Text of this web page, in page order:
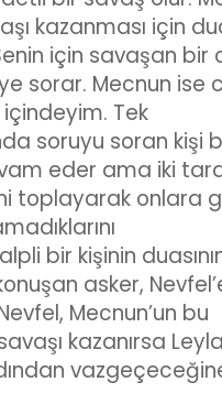
kazanması için
için savaşan bir
sorar. Mecnun ise
Tek
soruyu soran kişi
eder ama iki
toplayarak onlara
bir kişinin
asker,
Mecnun’un bu
kazanırsa